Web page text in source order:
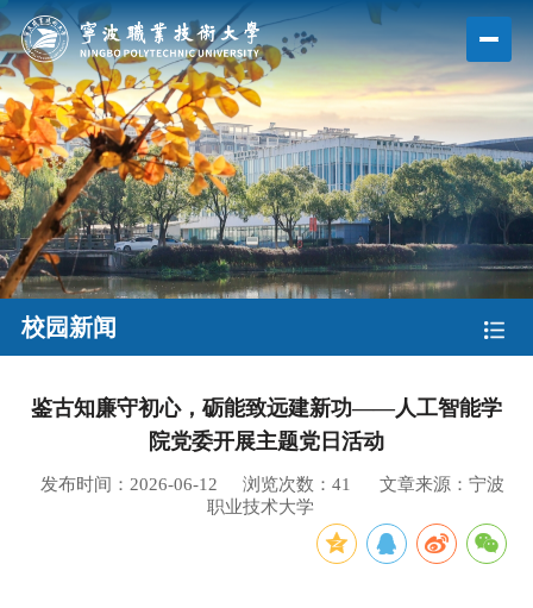
校园新闻
鉴古知廉守初心，砺能致远建新功——人工智能学
院党委开展主题党日活动
发布时间：2026-06-12 浏览次数： 41
文章来源：宁波
职业技术大学